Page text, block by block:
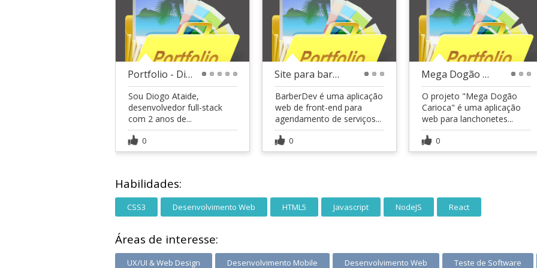
Portfolio - Diogo Ataide
Sou Diogo Ataide,
desenvolvedor full-stack
com 2 anos de...
0
Site para barbearia - BarberDev
BarberDev é uma aplicação
web de front-end para
agendamento de serviços...
0
Mega Dogão Carioca - Site para uma lanchonete
O projeto "Mega Dogão
Carioca" é uma aplicação
web para lanchonetes...
0
Habilidades:
CSS3 Desenvolvimento Web HTML5 Javascript NodeJS React
Áreas de interesse:
UX/UI & Web Design Desenvolvimento Mobile Desenvolvimento Web Teste de Software